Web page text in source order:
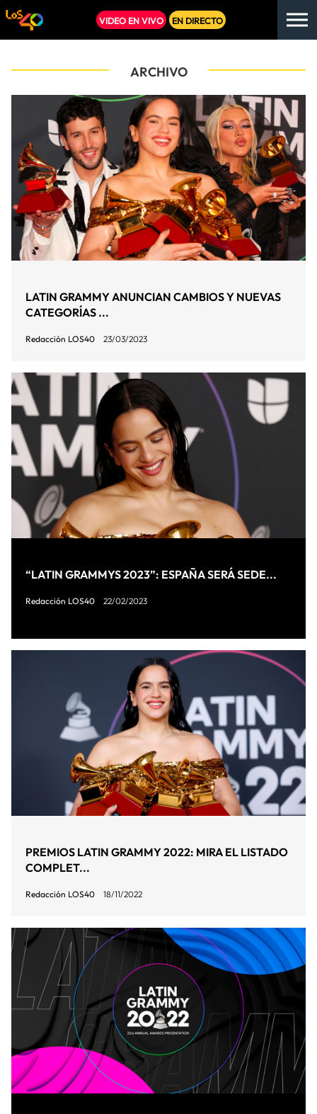
VIDEO EN VIVO EN DIRECTO
ARCHIVO
LATIN GRAMMY ANUNCIAN CAMBIOS Y NUEVAS
CATEGORÍAS ...
Redacción LOS40 23/03/2023
“LATIN GRAMMYS 2023”: ESPAÑA SERÁ SEDE...
Redacción LOS40 22/02/2023
PREMIOS LATIN GRAMMY 2022: MIRA EL LISTADO
COMPLET...
Redacción LOS40 18/11/2022